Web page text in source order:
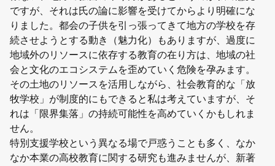
ですが、それは氏の論に影響を受けてからより明確にな
りました。都会の子供を引っ張ってきて地方の学校を存
続させようとする動き（魅力化）もありますが、過度に
地域外のリソースに依存する教育の在り方は、地域の社
会と文化のエコシステムを歪めていく危険を孕みます。
その土地のリソースを活用しながら、社会教育的な「放
牧学校」が制度的にもできると私は考えていますが、そ
れは「限界集落」の持続可能性を高めていくかもしれま
せん。
特別支援学校という異なる場で戸惑うことも多く、なか
なか本業の高校教育に関する研究も進みませんが、新著